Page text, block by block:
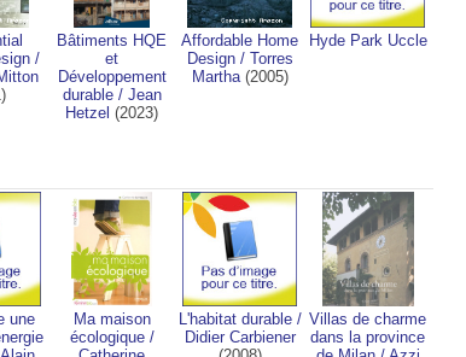
/
Bâtiments HQE
et
Développement
durable/ Jean
Hetzel (2023)
Affordable Home
Design/ Torres
Martha(2005)
Hyde Park Uccle
une
Ma maison
écologique/
L'habitat durable/
Didier Carbiener
Villas de charme
dans la province